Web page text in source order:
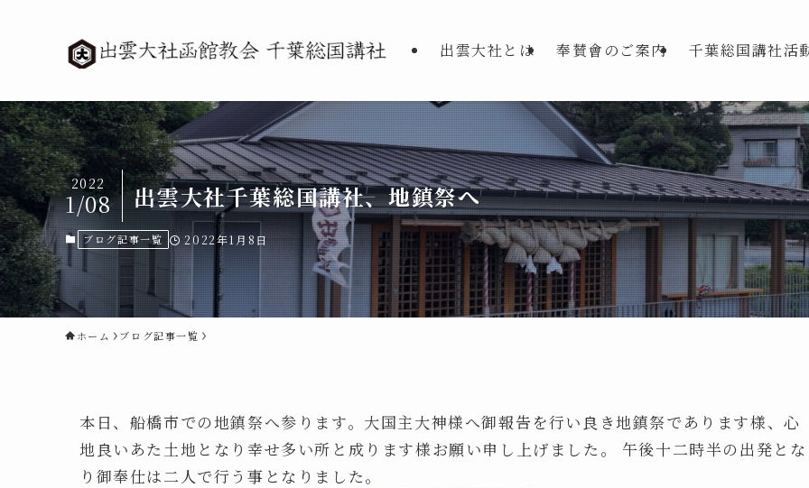
出雲大社とは 奉賛會のご案内 千葉総国講社活
出雲大社千葉総国講社、地鎮祭へ
2022
1/08
ブログ記事一覧 2022年1月8日
ホーム ブログ記事一覧
本日、船橋市での地鎮祭へ参ります。大国主大神様へ御報告を行い良き地鎮祭であります様、心
地良いあた土地となり幸せ多い所と成ります様お願い申し上げました。 午後十二時半の出発とな
り御奉仕は二人で行う事となりました。